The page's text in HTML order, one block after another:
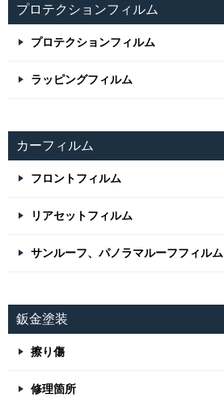
プロテクションフィルム
プロテクションフィルム
ラッピングフィルム
カーフィルム
フロントフィルム
リアセットフィルム
サンルーフ、パノラマルーフフィルム
鈑金塗装
擦り傷
修理箇所